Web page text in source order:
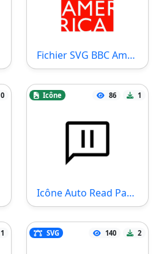
Fichier SVG BBC America
0 Icône 86 1
Icône Auto Read Pause
1 SVG 140 2